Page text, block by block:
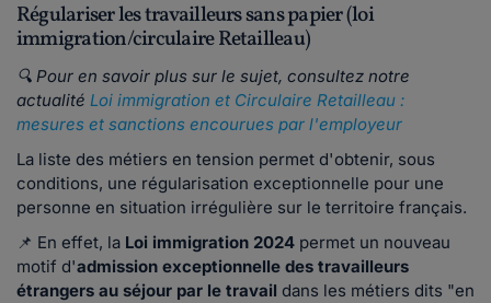
Régulariser les travailleurs sans papier (loi
immigration/circulaire Retailleau)
🔍 Pour en savoir plus sur le sujet, consultez notre
actualité Loi immigration et Circulaire Retailleau :
mesures et sanctions encourues par l'employeur
La liste des métiers en tension permet d'obtenir, sous
conditions, une régularisation exceptionnelle pour une
personne en situation irrégulière sur le territoire français.
📌 En effet, la Loi immigration 2024 permet un nouveau
motif d'admission exceptionnelle des travailleurs
étrangers au séjour par le travail dans les métiers dits "en